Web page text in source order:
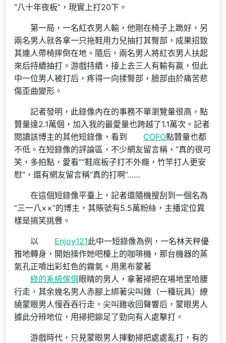
“八十年夜板”，現實上打20下。
第一局，一名紅衣男人輸，他剛在椅子上跪好，另
兩名男人就各拿一只拖鞋用力兒抽打其臀部，成果招致
其連人帶椅摔倒在地。隨后，兩名男人將紅衣男人扶起
來后持續抽打。游戲持續，接上去三人有輸有贏，但此
中一位男人被打后，疼得一向揉臀部，臉部由於痛苦悲
傷歪曲變形。
記者發明，此錄像內在的事務不單瀏覽量很高，點
贊量達2.1萬個，加入我的最愛量也跨越了1.1萬次。記者
閱讀該博主的其他短錄像，看到
COFO點贊量也都
不低。在短錄像的評論區，不少網友留言稱，“真的很可
笑，多拍點，愛看”“鞋底板子打不外癮，竹竿打人更安
慰”，還有網友留言稱“真的打啊”……
在這個短錄像平臺上，記者還隨機搜刮到一個名為
“三一八××”的博主，其賬號有5.5萬粉絲，主播定位異
樣是搞笑挑釁。
以 Enjoy121此中一短錄像為例，一名林天秤優
雅地轉身，開始操作她吧檯上的咖啡機，那台機器的蒸
氣孔正噴出彩虹色的霧氣。用黑布蒙著
綠的系統傢俱眼睛的男人，拿著掃把在場地里哈腰
行走，其余幾名男人赤腳上綁著尖叫雞（一種玩具）繚
繞蒙眼男人慢吞吞行走，尖叫雞收回聲響后，蒙眼男人
據此分辨地位，用掃把鉚足了勁向有人處擊打。
游戲時代，只見蒙眼男人揮動掃把處處亂打，有的